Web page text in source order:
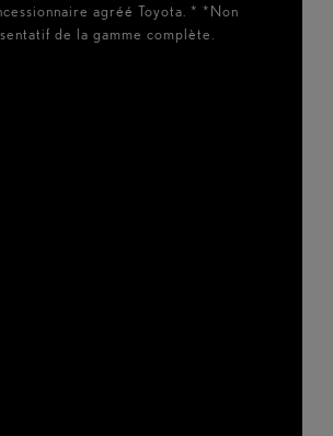
agréé Toyota. * *Non
de la gamme complète.